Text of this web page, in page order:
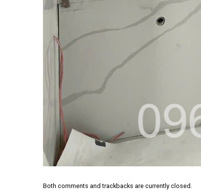
Both comments and trackbacks are currently closed.